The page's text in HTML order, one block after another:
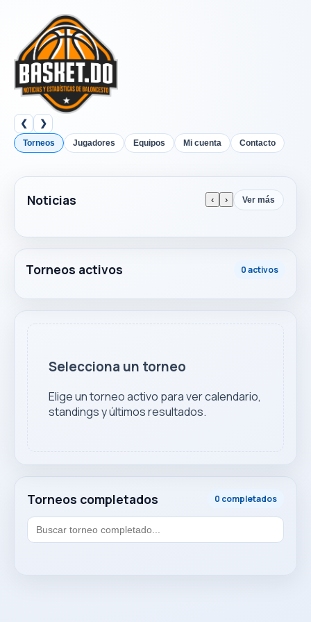
❮ ❯
Torneos Jugadores Equipos Mi cuenta Contacto
Noticias ‹ › Ver más
Torneos activos 0 activos
Torneos completados 0 completados
Selecciona un torneo
Elige un torneo activo para ver calendario,
standings y últimos resultados.